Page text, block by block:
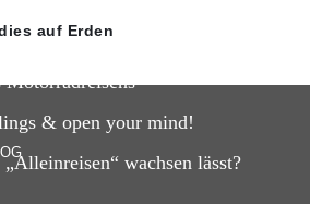
Motorradreisens
& open your mind!
wachsen lässt?
auf Erden